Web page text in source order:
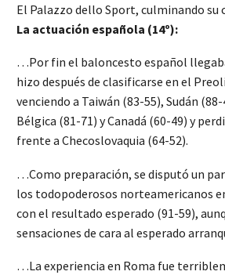
El Palazzo dello Sport, culminando su
La actuación española (14º):
…Por fin el baloncesto español
hizo después de clasificarse en el
venciendo a Taiwán (83-55), Sudán
Bélgica (81-71) y Canadá (60-49) y
frente a Checoslovaquia (64-52).
…Como preparación, se disputó un
los todopoderosos norteamericanos
con el resultado esperado (91-59),
sensaciones de cara al esperado
…La experiencia en Roma fue